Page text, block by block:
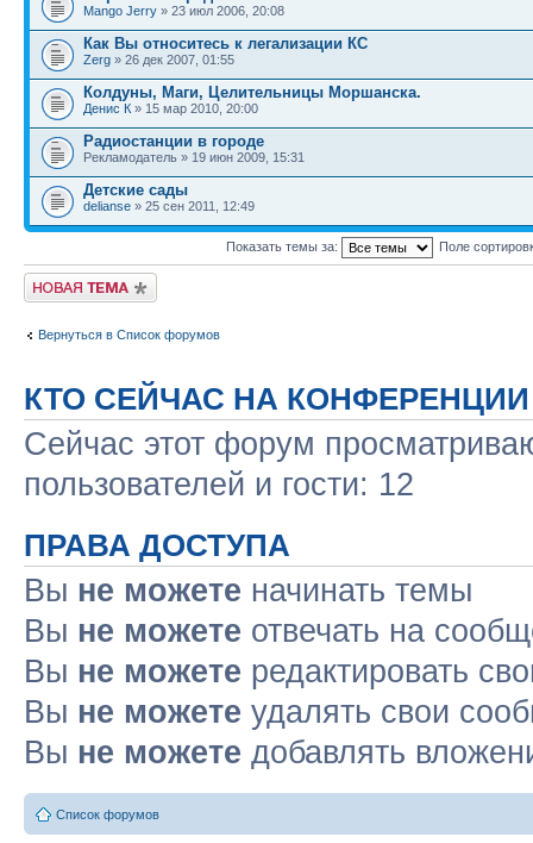
Mango Jerry » 23 июл 2006, 20:08
Как Вы относитесь к легализации КС
Zerg » 26 дек 2007, 01:55
Колдуны, Маги, Целительницы Моршанска.
Денис К » 15 мар 2010, 20:00
Радиостанции в городе
Рекламодатель » 19 июн 2009, 15:31
Детские сады
delianse » 25 сен 2011, 12:49
Показать темы за: Поле
Новая тема
Вернуться в Список форумов
КТО СЕЙЧАС НА КОНФЕРЕНЦИИ
Сейчас этот форум
пользователей и гости: 12
ПРАВА ДОСТУПА
Вы не можете начинать темы
Вы не можете отвечать на
Вы не можете редактировать
Вы не можете удалять свои
Вы не можете добавлять
Список форумов